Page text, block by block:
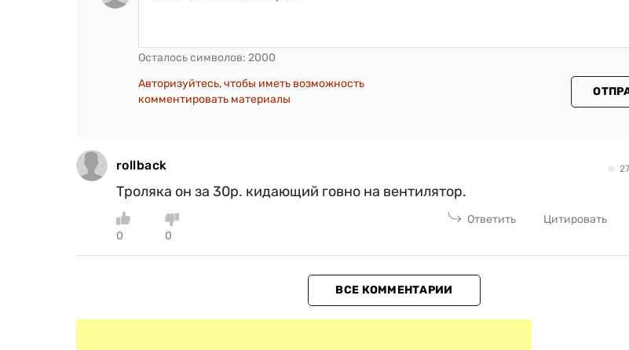
Осталось символов: 2000
Авторизуйтесь, чтобы иметь возможность
комментировать материалы
rollback
Троляка он за 30р. кидающий говно на вентилятор.
0 0
Ответить Цитировать
ВСЕ КОММЕНТАРИИ